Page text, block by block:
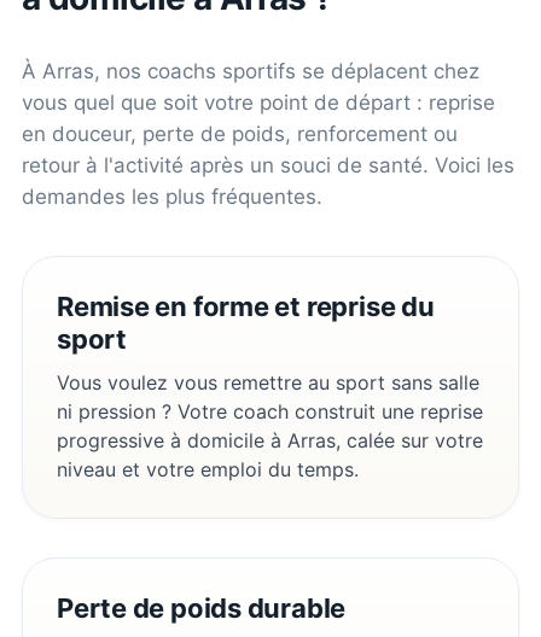
À Arras, nos coachs sportifs se déplacent chez
vous quel que soit votre point de départ : reprise
en douceur, perte de poids, renforcement ou
retour à l'activité après un souci de santé. Voici les
demandes les plus fréquentes.
Remise en forme et reprise du
sport
Vous voulez vous remettre au sport sans salle
ni pression ? Votre coach construit une reprise
progressive à domicile à Arras, calée sur votre
niveau et votre emploi du temps.
Perte de poids durable